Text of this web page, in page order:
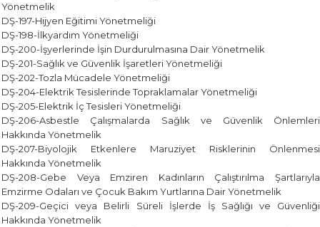
Yönetmelik
DŞ-197-Hijyen Eğitimi Yönetmeliği
DŞ-198-İlkyardım Yönetmeliği
DŞ-200-İşyerlerinde İşin Durdurulmasına Dair Yönetmelik
DŞ-201-Sağlık ve Güvenlik İşaretleri Yönetmeliği
DŞ-202-Tozla Mücadele Yönetmeliği
DŞ-204-Elektrik Tesislerinde Topraklamalar Yönetmeliği
DŞ-205-Elektrik İç Tesisleri Yönetmeliği
DŞ-206-Asbestle Çalışmalarda Sağlık ve Güvenlik Önlemleri
Hakkında Yönetmelik
DŞ-207-Biyolojik Etkenlere Maruziyet Risklerinin Önlenmesi
Hakkında Yönetmelik
DŞ-208-Gebe Veya Emziren Kadınların Çalıştırılma Şartlarıyla
Emzirme Odaları ve Çocuk Bakım Yurtlarına Dair Yönetmelik
DŞ-209-Geçici veya Belirli Süreli İşlerde İş Sağlığı ve Güvenliği
Hakkında Yönetmelik